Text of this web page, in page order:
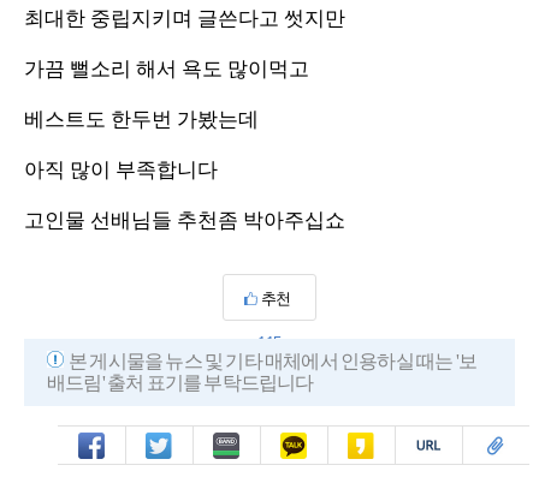
최대한 중립지키며 글쓴다고 썻지만
가끔 뻘소리 해서 욕도 많이먹고
베스트도 한두번 가봤는데
아직 많이 부족합니다
고인물 선배님들 추천좀 박아주십쇼
추천
115
본 게시물을 뉴스 및 기타 매체에서 인용하실 때는 '보
배드림' 출처 표기를 부탁드립니다
페북 트윗 밴드 카톡 카스 복사 스크랩